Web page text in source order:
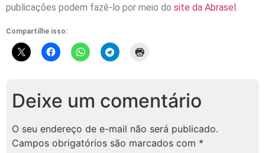
publicações podem fazê-lo por meio do site da Abrasel .
Compartilhe isso:
Deixe um comentário
O seu endereço de e-mail não será publicado.
Campos obrigatórios são marcados com *